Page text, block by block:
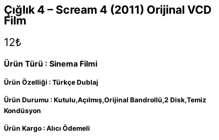
Çığlık 4 – Scream 4 (2011) Orijinal VCD
Film
12₺
Ürün Türü : Sinema Filmi
Ürün Özelliği : Türkçe Dublaj
Ürün Durumu : Kutulu,Açılmış,Orijinal Bandrollü,2 Disk,Temiz
Kondüsyon
Ürün Kargo : Alıcı Ödemeli